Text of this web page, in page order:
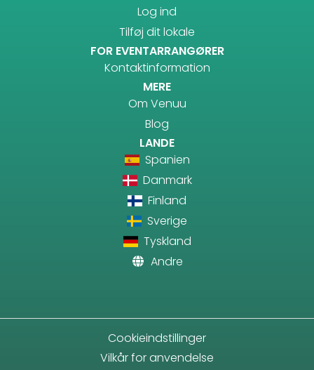
Log ind
Tilføj dit lokale
FOR EVENTARRANGØRER
Kontaktinformation
MERE
Om Venuu
Blog
LANDE
Spanien
Danmark
Finland
Sverige
Tyskland
Andre
Cookieindstillinger
Vilkår for anvendelse